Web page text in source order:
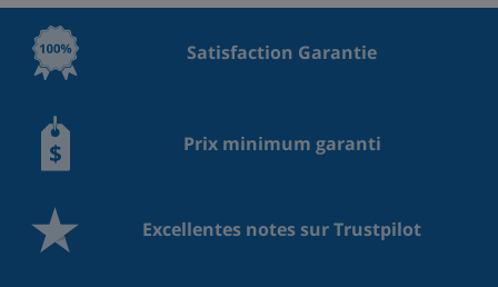
Satisfaction Garantie
Prix minimum garanti
Excellentes notes sur Trustpilot